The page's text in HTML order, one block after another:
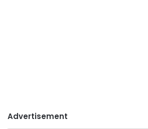
Advertisement